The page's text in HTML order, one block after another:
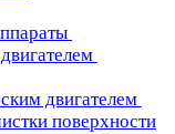
двигателем
поверхности